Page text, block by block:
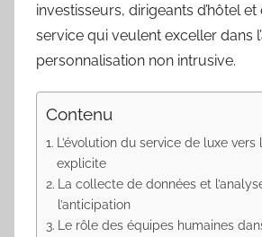
investisseurs, dirigeants d’hôtel
service qui veulent exceller dans
personnalisation non intrusive.
Contenu
L’évolution du service de luxe vers
explicite
La collecte de données et
l’anticipation
Le rôle des équipes humaines